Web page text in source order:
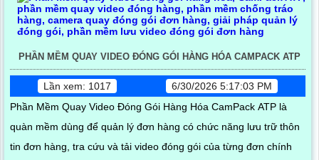
PHẦN MỀM QUAY VIDEO ĐÓNG GÓI HÀNG HÓA CAMPACK ATP
Lần xem: 1017
6/30/2026 5:17:03 PM
Phần Mềm Quay Video Đóng Gói Hàng Hóa CamPack ATP là
quàn mềm dùng để quản lý đơn hàng có chức năng lưu trữ thôn
tin đơn hàng, tra cứu và tải video đóng gói của từng đơn chính